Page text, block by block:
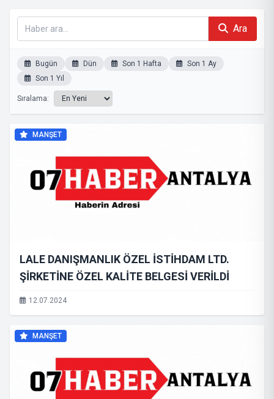
Ara
Bugün Dün Son 1 Hafta
Son 1 Ay
Son 1 Yıl
Sıralama:
MANŞET
LALE DANIŞMANLIK ÖZEL İSTİHDAM LTD.
ŞİRKETİNE ÖZEL KALİTE BELGESİ VERİLDİ
12.07.2024
MANŞET